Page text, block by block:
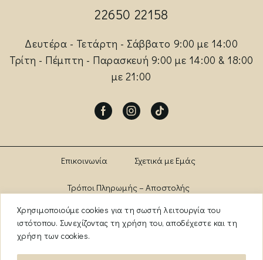
Χρησιμοποιούμε cookies για τη σωστή λειτουργία του
ιστότοπου. Συνεχίζοντας τη χρήση του, αποδέχεστε και τη
χρήση των cookies.
22650 22158
Δευτέρα - Τετάρτη - Σάββατο 9:00 με 14:00
Τρίτη - Πέμπτη - Παρασκευή 9:00 με 14:00 & 18:00
με 21:00
FacebookInstagram
Tik-
Επικοινωνία Σχετικά με Εμάς
Τρόποι Πληρωμής – Αποστολής
Πολιτική Αλλαγών – Επιστροφών Brands
Όροι Χρήσης